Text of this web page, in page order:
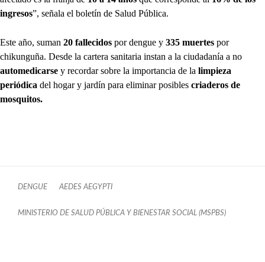
ingresos”, señala el boletín de Salud Pública.
Este año, suman 20 fallecidos por dengue y 335 muertes por
chikunguña. Desde la cartera sanitaria instan a la ciudadanía a no
automedicarse y recordar sobre la importancia de la limpieza
periódica del hogar y jardín para eliminar posibles criaderos de
mosquitos.
DENGUE AEDES AEGYPTI
MINISTERIO DE SALUD PÚBLICA Y BIENESTAR SOCIAL (MSPBS)